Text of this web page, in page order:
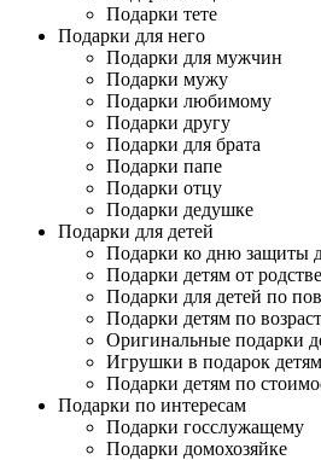
Подарки тете
Подарки для него
Подарки для мужчин
Подарки мужу
Подарки любимому
Подарки другу
Подарки для брата
Подарки папе
Подарки отцу
Подарки дедушке
Подарки для детей
Подарки ко дню защиты
Подарки детям от
Подарки для детей по
Подарки детям по
Оригинальные подарки
Игрушки в подарок детям
Подарки детям по
Подарки по интересам
Подарки госслужащему
Подарки домохозяйке